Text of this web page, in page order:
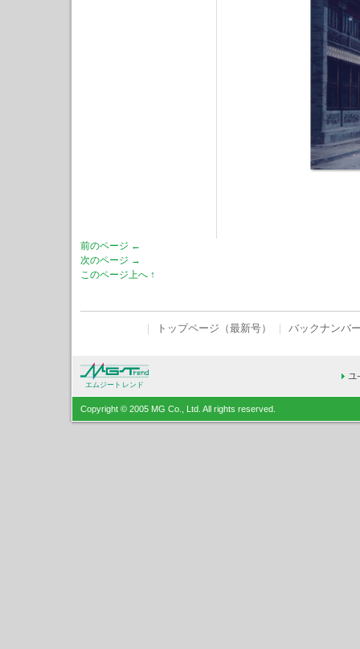
前のページ ←
次のページ →
このページ上へ ↑
トップページ（最新号） バックナンバ
エムジートレンド
Copyright © 2005 MG Co., Ltd. All rights reserved.